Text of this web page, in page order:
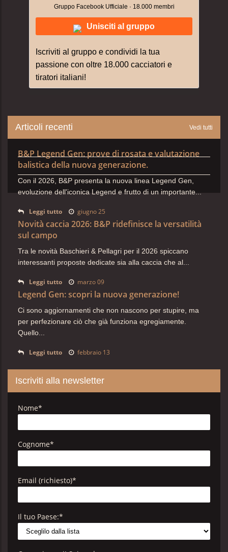
Gruppo Facebook Ufficiale · 18.000 membri
Unisciti al gruppo
Iscriviti al gruppo e condividi la tua
passione con oltre 18.000 cacciatori e
tiratori italiani!
Articoli recenti Vedi tutti
B&P Legend Gen: prove di rosata e valutazione
balistica della nuova generazione.
Con il 2026, B&P presenta la nuova linea Legend Gen,
evoluzione dell'iconica Legend e frutto di un importante...
Leggi tutto giugno 25
Novità caccia 2026: B&P ridefinisce la versatilità
sul campo
Tra le novità Baschieri & Pellagri per il 2026 spiccano
interessanti proposte dedicate sia alla caccia che al...
Leggi tutto marzo 09
Legend Gen: scopri la nuova generazione!
Ci sono aggiornamenti che non nascono per stupire, ma
per perfezionare ciò che già funziona egregiamente.
Quello...
Leggi tutto febbraio 13
Iscriviti alla newsletter
Nome*
Cognome*
Email (richiesto)*
Il tuo Paese:*